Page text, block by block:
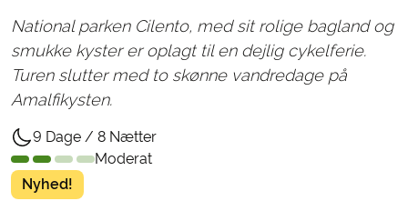
National parken Cilento, med sit rolige bagland og
smukke kyster er oplagt til en dejlig cykelferie.
Turen slutter med to skønne vandredage på
Amalfikysten.
9 Dage / 8 Nætter
Moderat
Nyhed!